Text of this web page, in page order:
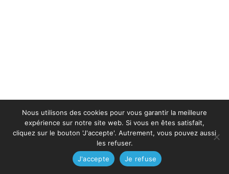
Nous utilisons des cookies pour vous garantir la meilleure
expérience sur notre site web. Si vous en êtes satisfait,
cliquez sur le bouton 'J'accepte'. Autrement, vous pouvez aussi
les refuser.
J'accepte
Je refuse